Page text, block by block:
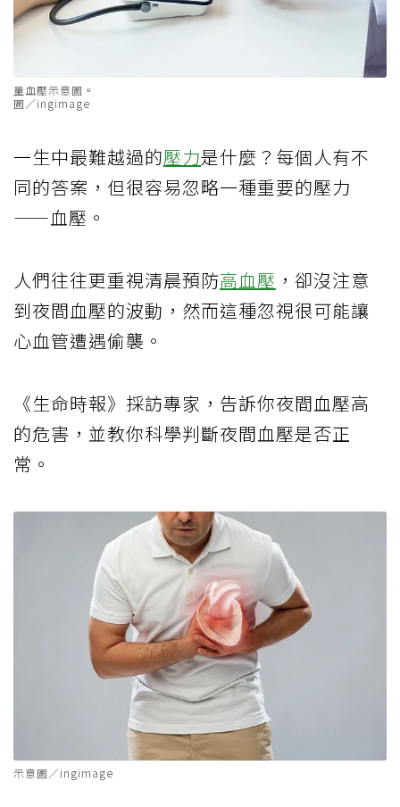
量血壓示意圖。
圖／ingimage
一生中最難越過的壓力是什麼？每個人有不
同的答案，但很容易忽略一種重要的壓力
——血壓。
人們往往更重視清晨預防高血壓 ，卻沒注意
到夜間血壓的波動，然而這種忽視很可能讓
心血管遭遇偷襲。
《生命時報》採訪專家，告訴你夜間血壓高
的危害，並教你科學判斷夜間血壓是否正
常。
示意圖／ingimage